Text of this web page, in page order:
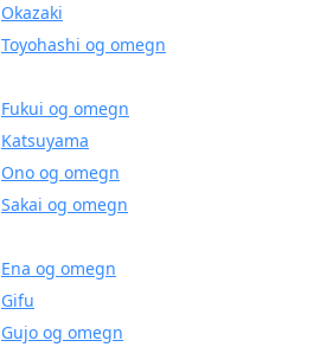
Okazaki
Toyohashi og omegn
Fukui og omegn
Katsuyama
Ono og omegn
Sakai og omegn
Ena og omegn
Gifu
Gujo og omegn